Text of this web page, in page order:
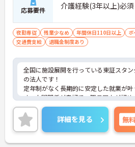
応募要件 介護経験(3年以上)必須
夜勤専従 残業少なめ 年間休日110日以上 ボ
交通費支給
退職金制度あり
全国に施設展開を行っている東証スタ
の法人です！
定年制がなく長期的に安定した就業が叶
す。人間関係が良好で、職員同士が認
根付いています。
ご興味のある方には、面接対策ポイント
に詳細をご案内しますのでお気軽にご相
い！
詳細を見る 無料